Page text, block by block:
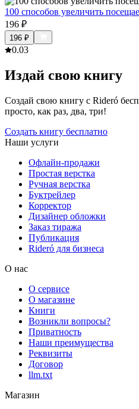
100 способов увеличить
196 ₽
196 ₽
0.03
Издай свою книгу
Создай свою книгу с Rideró
просто, как раз, два, три!
Создать книгу бесплатно
Наши услуги
Офлайн-продажи
Простая верстка
Ручная верстка
Буктрейлер
Корректор
Дизайнер обложки
Заказ тиража
Публикация
Rideró для бизнеса
О нас
О сервисе
О магазине
Книги
Возникли вопросы?
Приватность
Наши преимущества
Реквизиты
Договор
llm.txt
Магазин